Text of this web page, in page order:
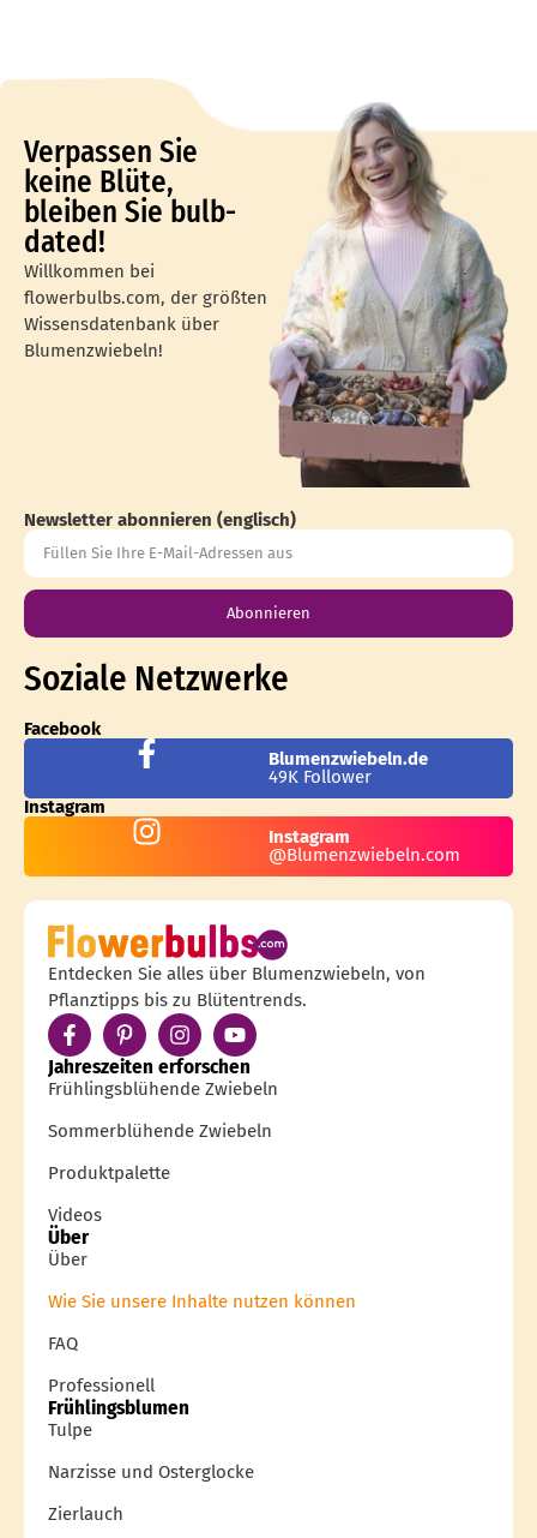
Verpassen Sie
keine Blüte,
bleiben Sie bulb-
dated!
Willkommen bei
flowerbulbs.com, der größten
Wissensdatenbank über
Blumenzwiebeln!
Newsletter abonnieren (englisch)
Abonnieren
Soziale Netzwerke
Facebook
Blumenzwiebeln.de
49K Follower
Instagram
Instagram
@Blumenzwiebeln.com
Entdecken Sie alles über Blumenzwiebeln, von
Pflanztipps bis zu Blütentrends.
Jahreszeiten erforschen
Frühlingsblühende Zwiebeln
Sommerblühende Zwiebeln
Produktpalette
Videos
Über
Über
Wie Sie unsere Inhalte nutzen können
FAQ
Professionell
Frühlingsblumen
Tulpe
Narzisse und Osterglocke
Zierlauch